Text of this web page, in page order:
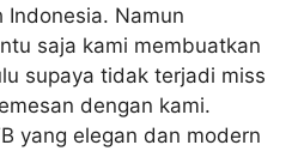
Indonesia. Namun
saja kami membuatkan
supaya tidak terjadi miss
dengan kami.
yang elegan dan modern